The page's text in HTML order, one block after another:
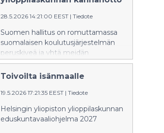
28.5.2026 14:21:00 EEST | Tiedote
Suomen hallitus on romuttamassa
suomalaisen koulutusjärjestelmän
peruskiveä ja yhtä meidän
yhteiskuntamme keskeisintä
menestystekijää: koulutuksen
hallituksen esitystä ja kaikkien
eduksi vaadimme valmistelun
keskeyttämistä.
Toivoilta isänmaalle
19.5.2026 17:21:35 EEST | Tiedote
Helsingin yliopiston ylioppilaskunnan
eduskuntavaaliohjelma 2027